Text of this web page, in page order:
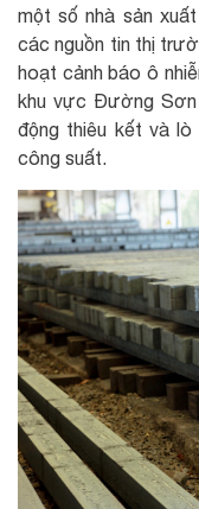
một số nhà sản
các nguồn tin thị
hoạt cảnh báo ô
khu vực Đường
động thiêu kết và
công suất.